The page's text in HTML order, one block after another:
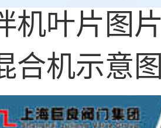
机叶片图
合机示意